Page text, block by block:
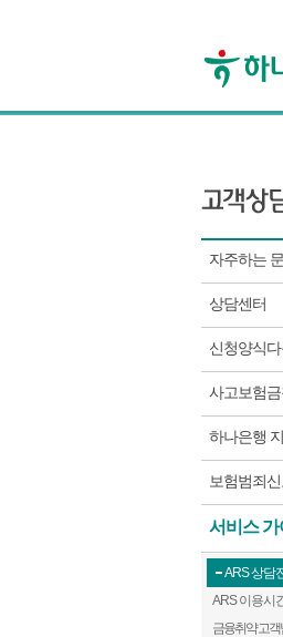
자주하는
상담센터
신청양식
사고보험
하나은행
보험범죄
서비스 가
ARS 상담
ARS 이용시
금융취약 고